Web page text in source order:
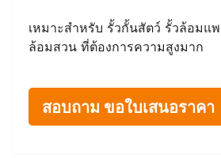
เหมาะสำหรับ รั้วกั้นสัตว์ รั้วล้อมแ
ล้อมสวน ที่ต้องการความสูงมาก
สอบถาม ขอใบเสนอราคา